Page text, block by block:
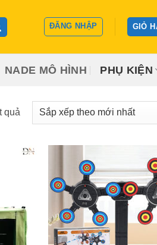
ĐĂNG NHẬP GIỎ
NADE MÔ HÌNH PHỤ KIỆN
quảĐã
sắp
theo